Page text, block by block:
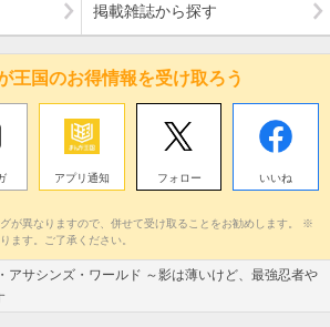
掲載雑誌から探す
王国のお得情報を受け取ろう
アプリ通知 フォロー いいね
が異なりますので、併せて受け取ることをお勧めします。 ※
ます。ご了承ください。
アサシンズ・ワールド ～影は薄いけど、最強忍者や